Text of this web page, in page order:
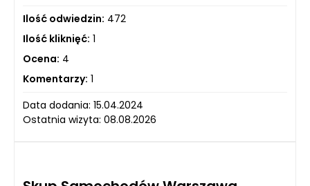
Ilość odwiedzin: 472
Ilość kliknięć: 1
Ocena: 4
Komentarzy: 1
Data dodania: 15.04.2024
Ostatnia wizyta: 08.08.2026